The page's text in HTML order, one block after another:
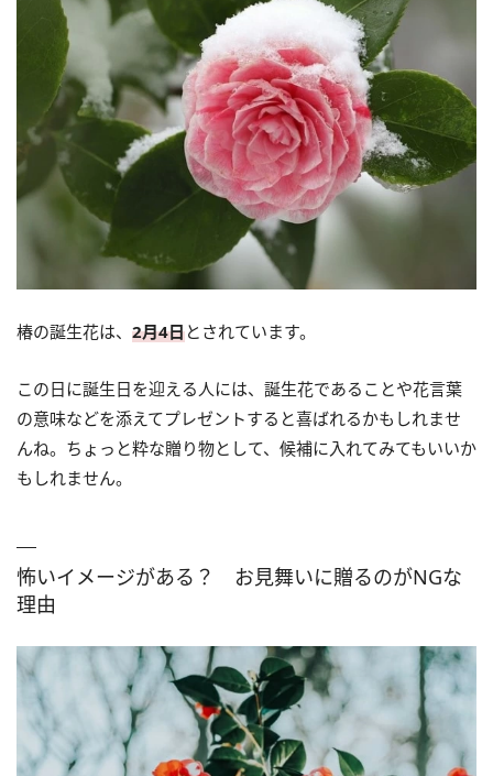
椿の誕生花は、 2月4日とされています。
この日に誕生日を迎える人には、誕生花であることや花言葉
の意味などを添えてプレゼントすると喜ばれるかもしれませ
んね。ちょっと粋な贈り物として、候補に入れてみてもいいか
もしれません。
怖いイメージがある？ お見舞いに贈るのがNGな
理由